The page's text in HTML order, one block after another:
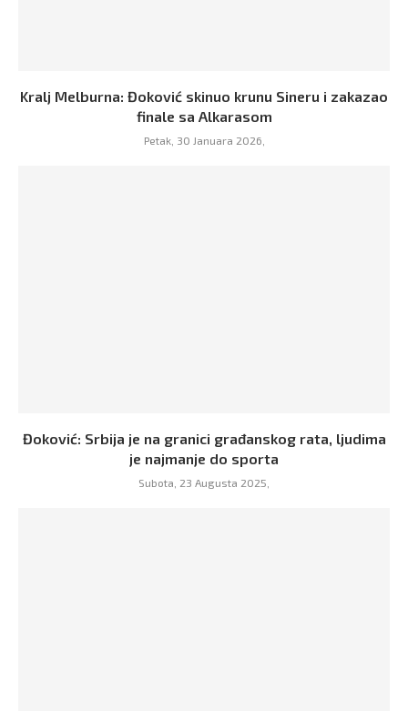
Kralj Melburna: Đoković skinuo krunu Sineru i zakazao
finale sa Alkarasom
Petak, 30 Januara 2026,
Đoković: Srbija je na granici građanskog rata, ljudima
je najmanje do sporta
Subota, 23 Augusta 2025,